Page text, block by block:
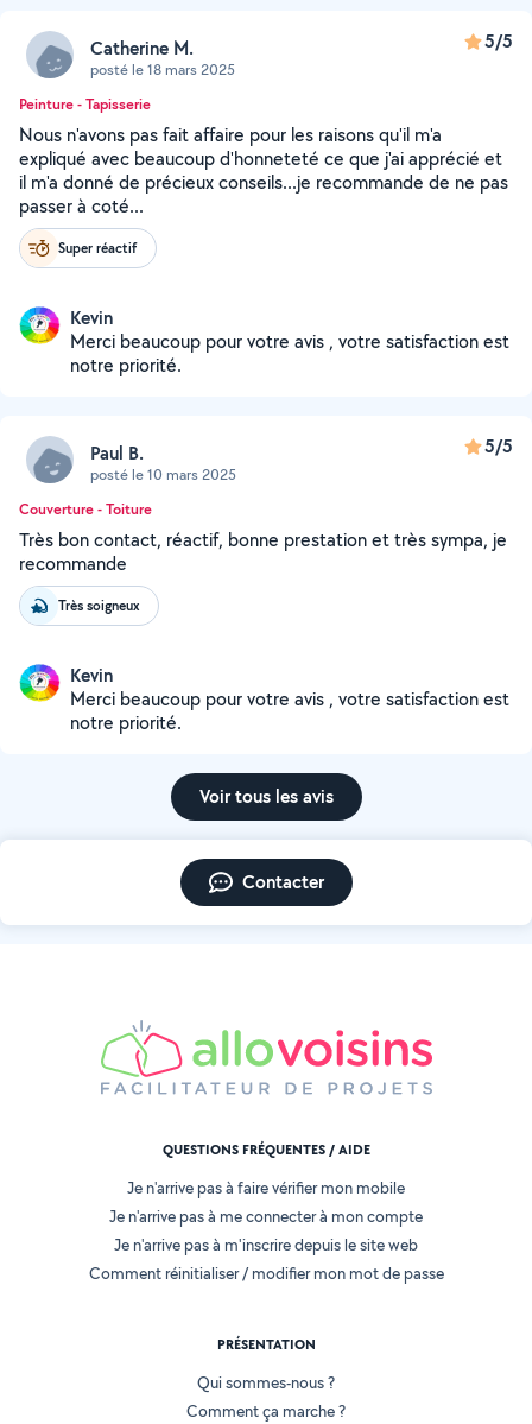
Catherine M.
posté le 18 mars 2025
5/5
Peinture - Tapisserie
Nous n'avons pas fait affaire pour les raisons qu'il m'a
expliqué avec beaucoup d'honneteté ce que j'ai apprécié et
il m'a donné de précieux conseils...je recommande de ne pas
passer à coté...
Super réactif
Kevin
Merci beaucoup pour votre avis , votre satisfaction est
notre priorité.
Paul B.
posté le 10 mars 2025
5/5
Couverture - Toiture
Très bon contact, réactif, bonne prestation et très sympa, je
recommande
Très soigneux
Kevin
Merci beaucoup pour votre avis , votre satisfaction est
notre priorité.
Voir tous les avis
Contacter
QUESTIONS FRÉQUENTES / AIDE
Je n'arrive pas à faire vérifier mon mobile
Je n'arrive pas à me connecter à mon compte
Je n'arrive pas à m'inscrire depuis le site web
Comment réinitialiser / modifier mon mot de passe
PRÉSENTATION
Qui sommes-nous ?
Comment ça marche ?